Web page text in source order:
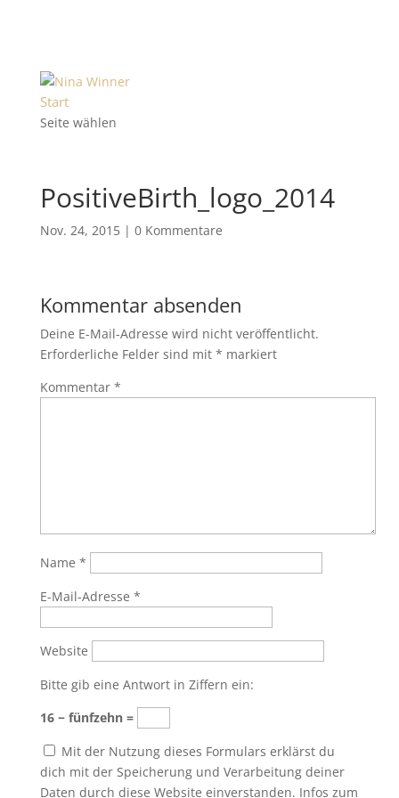
Start
Seite wählen
PositiveBirth_logo_2014
Nov. 24, 2015| 0 Kommentare
Kommentar absenden
Deine E-Mail-Adresse wird nicht veröffentlicht.
Erforderliche Felder sind mit * markiert
Kommentar *
Name *
E-Mail-Adresse *
Website
Bitte gib eine Antwort in Ziffern ein:
16 − fünfzehn =
Mit der Nutzung dieses Formulars erklärst du
dich mit der Speicherung und Verarbeitung deiner
Daten durch diese Website einverstanden. Infos zum